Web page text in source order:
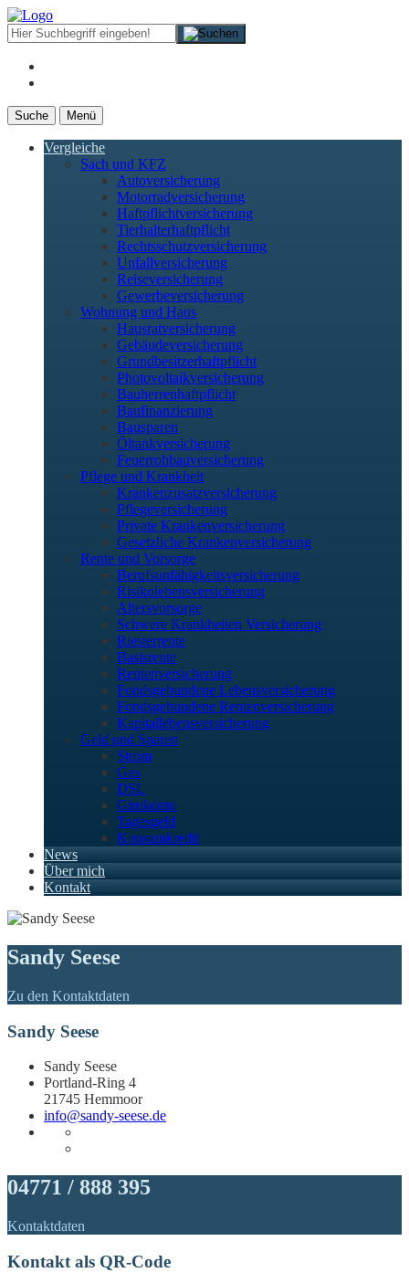
Suche Menü
Vergleiche
Sach und KFZ
Autoversicherung
Motorradversicherung
Haftpflichtversicherung
Tierhalterhaftpflicht
Rechtsschutzversicherung
Unfallversicherung
Reiseversicherung
Gewerbeversicherung
Wohnung und Haus
Hausratversicherung
Gebäudeversicherung
Grundbesitzerhaftpflicht
Photovoltaikversicherung
Bauherrenhaftpflicht
Baufinanzierung
Bausparen
Öltankversicherung
Feuerrohbauversicherung
Pflege und Krankheit
Krankenzusatzversicherung
Pflegeversicherung
Private Krankenversicherung
Gesetzliche Krankenversicherung
Rente und Vorsorge
Berufs­unfähigkeitsversicherung
Risikolebensversicherung
Altersvorsorge
Schwere Krankheiten Versicherung
Riesterrente
Basisrente
Rentenversicherung
Fondsgebundene Lebensversicherung
Fondsgebundene Rentenversicherung
Kapitallebensversicherung
Geld und Sparen
Strom
Gas
DSL
Girokonto
Tagesgeld
Konsumkredit
News
Über mich
Kontakt
Sandy Seese
Zu den Kontaktdaten
Sandy Seese
Sandy Seese
Portland-Ring 4
21745 Hemmoor
info@sandy-seese.de
04771 / 888 395
Kontaktdaten
Kontakt als QR-Code